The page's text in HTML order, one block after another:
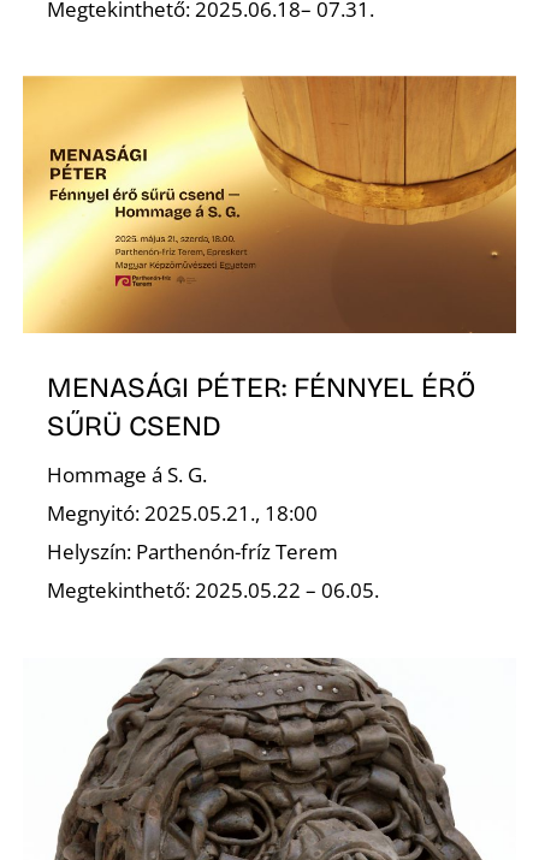
Megtekinthető: 2025.06.18– 07.31.
MENASÁGI PÉTER: FÉNNYEL ÉRŐ
SŰRÜ CSEND
Hommage á S. G.
Megnyitó: 2025.05.21., 18:00
Helyszín: Parthenón-fríz Terem
Megtekinthető: 2025.05.22 – 06.05.